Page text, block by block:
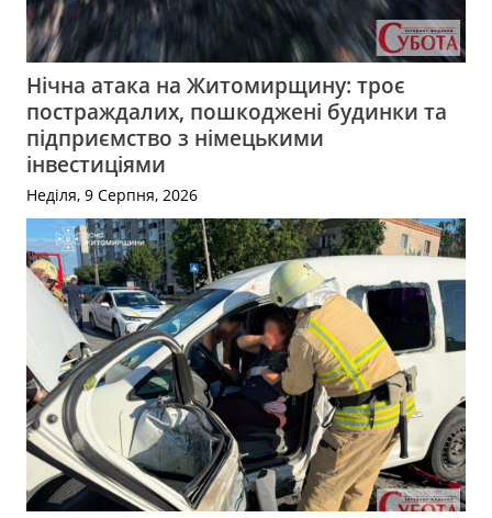
Нічна атака на Житомирщину: троє
постраждалих, пошкоджені будинки та
підприємство з німецькими
інвестиціями
Неділя, 9 Серпня, 2026